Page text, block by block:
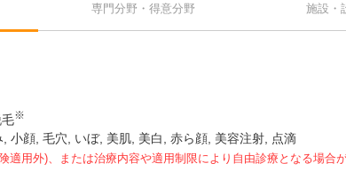
専門分野・得意分野 施設・
※
小顔, 毛穴, いぼ, 美肌, 美白, 赤ら顔, 美容注射, 点滴
適用外)、または治療内容や適用制限により自由診療となる場合が